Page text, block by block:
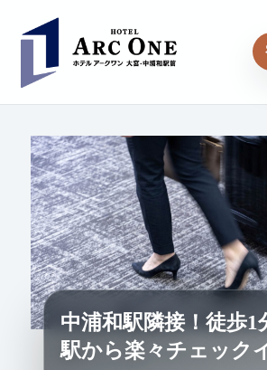
中浦和駅隣接！徒歩1
駅から楽々チェック